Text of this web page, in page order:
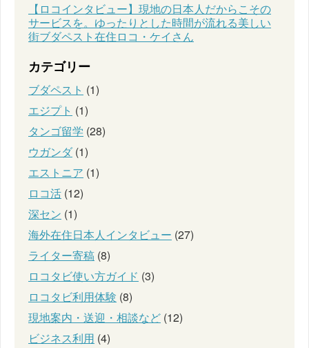
【ロコインタビュー】現地の日本人だからこその
サービスを。ゆったりとした時間が流れる美しい
街ブダペスト在住ロコ・ケイさん
カテゴリー
ブダペスト (1)
エジプト (1)
タンゴ留学 (28)
ウガンダ(1)
エストニア (1)
ロコ活 (12)
深セン (1)
海外在住日本人インタビュー (27)
ライター寄稿 (8)
ロコタビ使い方ガイド (3)
ロコタビ利用体験 (8)
現地案内・送迎・相談など (12)
ビジネス利用 (4)